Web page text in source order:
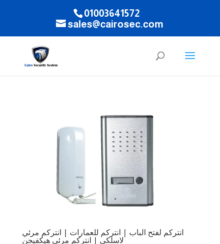
01003641572
sales@cairosec.com
انتركم لفتح الباب | انتركم للعمارات | انتركم مرئي
لاسلكي | انتركم مرئي هيكفيجن